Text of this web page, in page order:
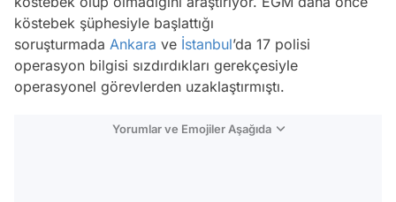
köstebek şüphesiyle başlattığı
soruşturmada Ankara ve İstanbul’da 17 polisi
operasyon bilgisi sızdırdıkları gerekçesiyle
operasyonel görevlerden uzaklaştırmıştı.
Yorumlar ve Emojiler Aşağıda